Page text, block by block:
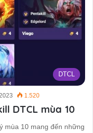
DTCL
1.520
DTCL mùa 10
mùa 10 mang đến những